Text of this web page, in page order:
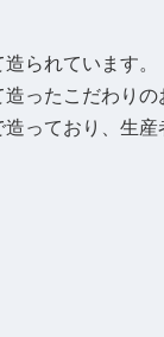
られています。
ったこだわり
っており、生産